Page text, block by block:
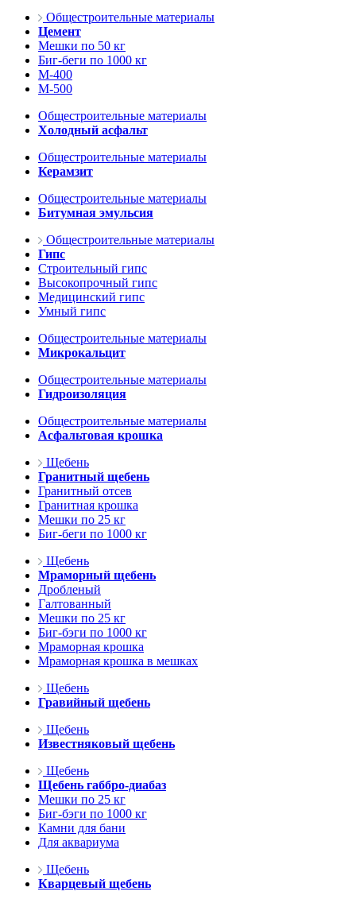
Общестроительные материалы
Цемент
Мешки по 50 кг
Биг-беги по 1000 кг
М-400
М-500
Общестроительные материалы
Холодный асфальт
Общестроительные материалы
Керамзит
Общестроительные материалы
Битумная эмульсия
Общестроительные материалы
Гипс
Строительный гипс
Высокопрочный гипс
Медицинский гипс
Умный гипс
Общестроительные материалы
Микрокальцит
Общестроительные материалы
Гидроизоляция
Общестроительные материалы
Асфальтовая крошка
Щебень
Гранитный щебень
Гранитный отсев
Гранитная крошка
Мешки по 25 кг
Биг-беги по 1000 кг
Щебень
Мраморный щебень
Дробленый
Галтованный
Мешки по 25 кг
Биг-бэги по 1000 кг
Мраморная крошка
Мраморная крошка в мешках
Щебень
Гравийный щебень
Щебень
Известняковый щебень
Щебень
Щебень габбро-диабаз
Мешки по 25 кг
Биг-бэги по 1000 кг
Камни для бани
Для аквариума
Щебень
Кварцевый щебень